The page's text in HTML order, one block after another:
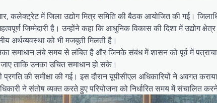
कलेक्ट्रेट में जिला उद्योग मित्र समिति की बैठक आयोजित की गई।
जिम्मेदारी है। उन्होंने कहा कि आधुनिक विकास की दिशा में उद्योग
अर्थव्यवस्था को भी मजबूती मिलती है।
समाधान लंबे समय से लंबित है और जिनके संबंध में शासन को पूर्व में
ताकि उनका उचित समाधान हो सके।
की समीक्षा की गई। इस दौरान यूपीसीएल अधिकारियों ने अवगत
ने संतोष व्यक्त करते हुए परियोजना को निर्धारित समय में संचालित